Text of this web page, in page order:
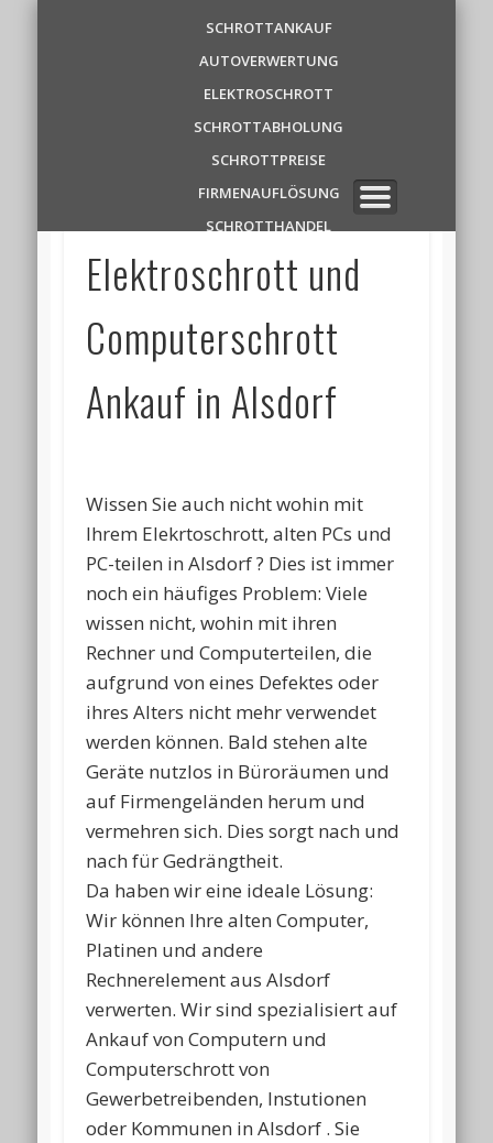
Schrottankauf
Zentrale
✆ 0 1 5 2 1 7 8 6 3 9 1 1
SCHROTTANKAUF
AUTOVERWERTUNG
ELEKTROSCHROTT
SCHROTTABHOLUNG
SCHROTTPREISE
FIRMENAUFLÖSUNG
SCHROTTHANDEL
Elektroschrott und
Computerschrott
Ankauf in Alsdorf
Wissen Sie auch nicht wohin mit
Ihrem Elekrtoschrott, alten PCs und
PC-teilen in Alsdorf ? Dies ist immer
noch ein häufiges Problem: Viele
wissen nicht, wohin mit ihren
Rechner und Computerteilen, die
aufgrund von eines Defektes oder
ihres Alters nicht mehr verwendet
werden können. Bald stehen alte
Geräte nutzlos in Büroräumen und
auf Firmengeländen herum und
vermehren sich. Dies sorgt nach und
nach für Gedrängtheit.
Da haben wir eine ideale Lösung:
Wir können Ihre alten Computer,
Platinen und andere
Rechnerelement aus Alsdorf
verwerten. Wir sind spezialisiert auf
Ankauf von Computern und
Computerschrott von
Gewerbetreibenden, Instutionen
oder Kommunen in Alsdorf . Sie